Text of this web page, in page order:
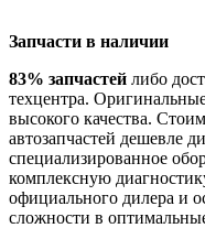
Запчасти в наличии
83% запчастей либо
техцентра.
высокого качества.
автозапчастей дешевле
специализированное
комплексную
официального дилера и
сложности в